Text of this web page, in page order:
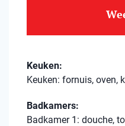
Keuken:
Keuken: fornuis, oven,
Badkamers:
Badkamer 1: douche,